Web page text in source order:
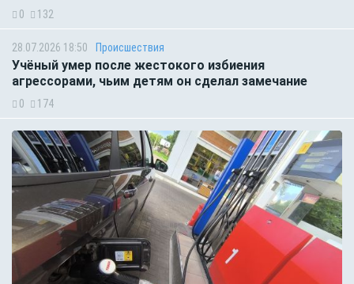
0 132
28.07.2026 18:50 Происшествия
Учёный умер после жестокого избиения
агрессорами, чьим детям он сделал замечание
0 174